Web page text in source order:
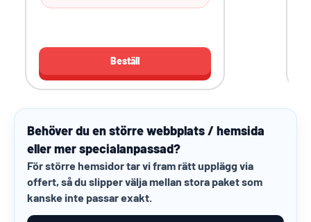
Beställ
Behöver du en större webbplats / hemsida
eller mer specialanpassad?
För större hemsidor tar vi fram rätt upplägg via
offert, så du slipper välja mellan stora paket som
kanske inte passar exakt.